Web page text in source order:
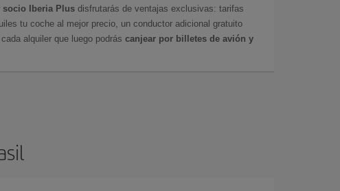
socio Iberia Plus disfrutarás de ventajas exclusivas: tarifas
tu coche al mejor precio, un conductor adicional gratuito
alquiler que luego podrás canjear por billetes de avión y